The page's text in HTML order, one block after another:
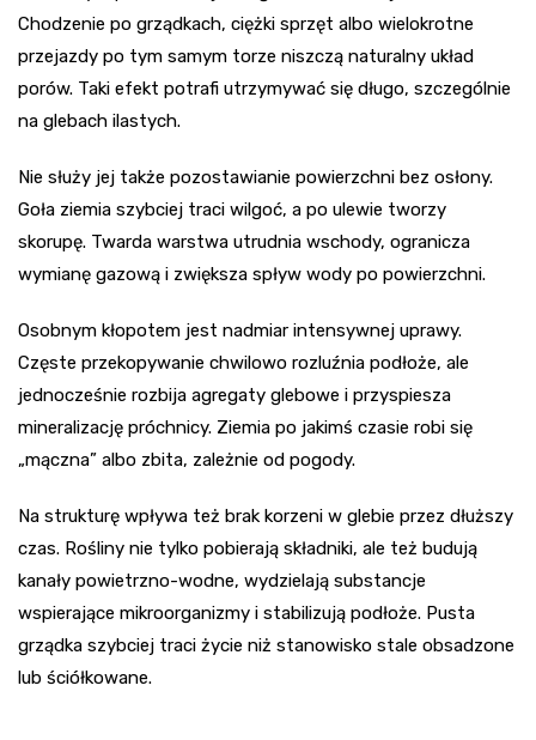
Chodzenie po grządkach, ciężki sprzęt albo wielokrotne
przejazdy po tym samym torze niszczą naturalny układ
porów. Taki efekt potrafi utrzymywać się długo, szczególnie
na glebach ilastych.
Nie służy jej także pozostawianie powierzchni bez osłony.
Goła ziemia szybciej traci wilgoć, a po ulewie tworzy
skorupę. Twarda warstwa utrudnia wschody, ogranicza
wymianę gazową i zwiększa spływ wody po powierzchni.
Osobnym kłopotem jest nadmiar intensywnej uprawy.
Częste przekopywanie chwilowo rozluźnia podłoże, ale
jednocześnie rozbija agregaty glebowe i przyspiesza
mineralizację próchnicy. Ziemia po jakimś czasie robi się
„mączna” albo zbita, zależnie od pogody.
Na strukturę wpływa też brak korzeni w glebie przez dłuższy
czas. Rośliny nie tylko pobierają składniki, ale też budują
kanały powietrzno-wodne, wydzielają substancje
wspierające mikroorganizmy i stabilizują podłoże. Pusta
grządka szybciej traci życie niż stanowisko stale obsadzone
lub ściółkowane.